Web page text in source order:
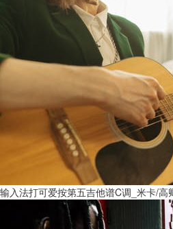
输入法打可爱按第五吉他谱C调_米卡/高